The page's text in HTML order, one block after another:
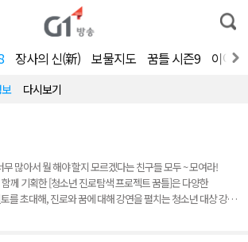
통
합
색
장사의 신(新) 보물지도 꿈틀 시즌9 이야
다시보기
많아서 뭘 해야 할지 모르겠다는 친구들 모두 ~ 모여라!
께 기획한 [청소년 진로탐색 프로젝트 꿈틀]은 다양한
를 초대해, 진로와 꿈에 대해 강연을 펼치는 청소년 대상 강연